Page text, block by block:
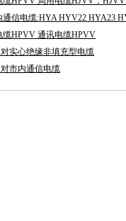
通信电缆:HYA HYV22 HYA23
缆HPVV 通讯电缆HPVV
对实心绝缘非填充型电缆
对市内通信电缆